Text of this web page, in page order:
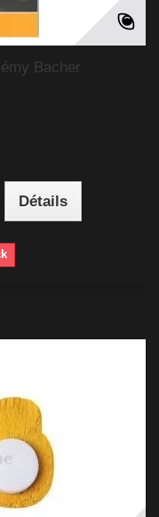
Bacher
Détails